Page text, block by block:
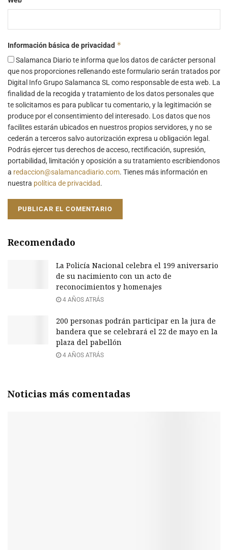
Información básica de privacidad *
Salamanca Diario te informa que los datos de carácter personal
que nos proporciones rellenando este formulario serán tratados por
Digital Info Grupo Salamanca SL como responsable de esta web. La
finalidad de la recogida y tratamiento de los datos personales que
te solicitamos es para publicar tu comentario, y la legitimación se
produce por el consentimiento del interesado. Los datos que nos
facilites estarán ubicados en nuestros propios servidores, y no se
cederán a terceros salvo autorización expresa u obligación legal.
Podrás ejercer tus derechos de acceso, rectificación, supresión,
portabilidad, limitación y oposición a su tratamiento escribiendonos
a redaccion@salamancadiario.com. Tienes más información en
nuestra política de privacidad.
Recomendado
La Policía Nacional celebra el 199 aniversario
de su nacimiento con un acto de
reconocimientos y homenajes
4 AÑOS ATRÁS
200 personas podrán participar en la jura de
bandera que se celebrará el 22 de mayo en la
plaza del pabellón
4 AÑOS ATRÁS
Noticias más comentadas